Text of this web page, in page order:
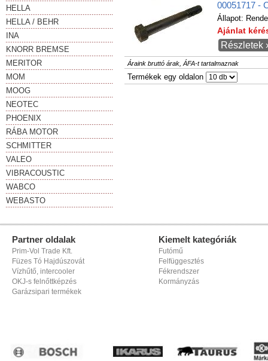
HELLA
HELLA / BEHR
INA
KNORR BREMSE
MERITOR
MOM
MOOG
NEOTEC
PHOENIX
RÁBA MOTOR
SCHMITTER
VALEO
VIBRACOUSTIC
WABCO
WEBASTO
00051717 -
Állapot:
Ajánlat
Részletek
Áraink bruttó árak, ÁFA-t tartalmaznak
Termékek egy oldalon
Partner oldalak
Prim-Vol Trade Kft.
Füzes Tó Hajdúszovát
Vízhűtő, intercooler
OKJ-s felnőttképzés
Garázsipari termékek
Kiemelt kategóriák
Futómű
Felfüggesztés
Fékrendszer
Kormányzás